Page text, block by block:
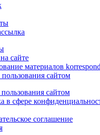
сайте
материалов
сайтом
сайтом
в сфере
соглашение